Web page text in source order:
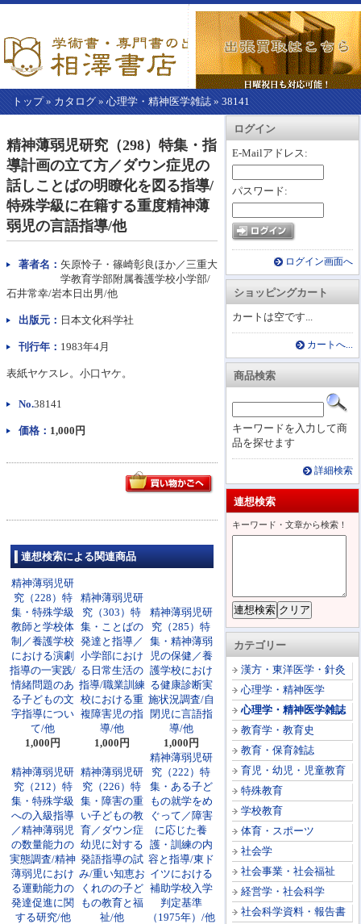
トップ» カタログ » 心理学・精神医学雑誌 » 38141
カートを見る
ログイン
E-Mailアドレス:
パスワード:
ログイン画面へ
ショッピングカート
カートは空です...
カートへ...
商品検索
キーワードを入力して商
品を探せます
詳細検索
連想検索
キーワード・文章から検索！
カテゴリー
漢方・東洋医学・針灸
心理学・精神医学
心理学・精神医学雑誌
教育学・教育史
教育・保育雑誌
育児・幼児・児童教育
特殊教育
学校教育
体育・スポーツ
社会学
社会事業・社会福祉
経営学・社会科学
社会科学資料・報告書
こ
か
ら
本
文】
精神薄弱児研究（298）特集・指
導計画の立て方／ダウン症児の
話しことばの明瞭化を図る指導/
特殊学級に在籍する重度精神薄
弱児の言語指導/他
著者名： 矢原怜子・篠崎彰良ほか／三重大
学教育学部附属養護学校小学部/
石井常幸/岩本日出男/他
出版元： 日本文化科学社
刊行年： 1983年4月
表紙ヤケスレ。小口ヤケ。
No.38141
価格： 1,000円
連想検索による関連商品
精神薄弱児研
究（228）特
集・特殊学級
教師と学校体
制／養護学校
における演劇
指導の一実践/
情緒問題のあ
る子どもの文
字指導につい
て/他
1,000円
精神薄弱児研
究（303）特
集・ことばの
発達と指導／
小学部におけ
る日常生活の
指導/職業訓練
校における重
複障害児の指
導/他
1,000円
精神薄弱児研
究（285）特
集・精神薄弱
児の保健／養
護学校におけ
る健康診断実
施状況調査/自
閉児に言語指
導/他
1,000円
精神薄弱児研
究（212）特
集・特殊学級
への入級指導
／精神薄弱児
の数量能力の
実態調査/精神
薄弱児におけ
る運動能力の
発達促進に関
する研究/他
精神薄弱児研
究（226）特
集・障害の重
い子どもの教
育／ダウン症
幼児に対する
発語指導の試
み/重い知恵お
くれのの子ど
もの教育と福
祉/他
精神薄弱児研
究（222）特
集・ある子ど
もの就学をめ
ぐって／障害
に応じた養
護・訓練の内
容と指導/東ド
イツにおける
補助学校入学
判定基準
（1975年）/他